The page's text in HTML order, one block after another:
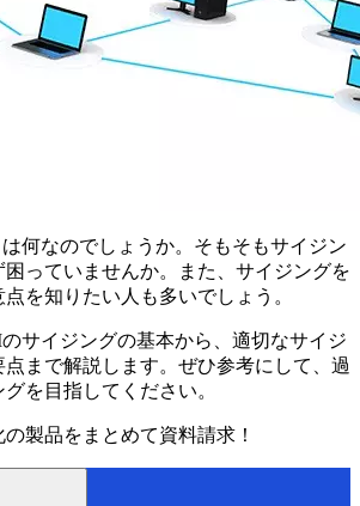
何なのでしょうか。そもそもサイジン
っていませんか。また、サイジングを
を知りたい人も多いでしょう。
サイジングの基本から、適切なサイジ
まで解説します。ぜひ参考にして、過
を目指してください。
製品をまとめて資料請求！